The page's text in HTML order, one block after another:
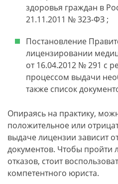
здоровья граждан в
21.11.2011 № 323-ФЗ ;
Постановление
лицензировании
от 16.04.2012 № 291 с
процессом выдачи
также список
Опираясь на практику,
положительное или
выдаче лицензии зависит
документов. Чтобы пройти
отказов, стоит
компетентного юриста.